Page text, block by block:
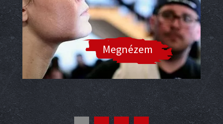
Megnézem